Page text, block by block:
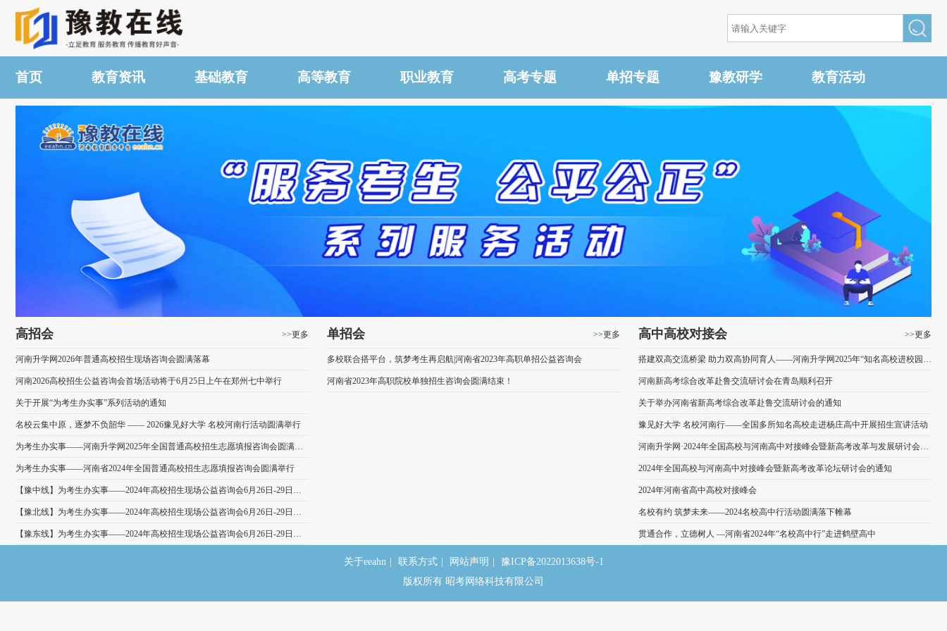
首页 教育资讯 基础教育 高等教育 职业教育 高考专题 单招专题 豫教研学 教育活动
高招会 >>更多
河南升学网2026年普通高校招生现场咨询会圆满落幕
河南2026高校招生公益咨询会首场活动将于6月25日上午在郑州七中举行
关于开展“为考生办实事”系列活动的通知
名校云集中原，逐梦不负韶华 —— 2026豫见好大学 名校河南行活动圆满举行
为考生办实事——河南升学网2025年全国普通高校招生志愿填报咨询会圆满举行
为考生办实事——河南省2024年全国普通高校招生志愿填报咨询会圆满举行
【豫中线】为考生办实事——2024年高校招生现场公益咨询会6月26日-29日成功举办
【豫北线】为考生办实事——2024年高校招生现场公益咨询会6月26日-29日成功举办
【豫东线】为考生办实事——2024年高校招生现场公益咨询会6月26日-29日成功举办
单招会 >>更多
多校联合搭平台，筑梦考生再启航|河南省2023年高职单招公益咨询会
河南省2023年高职院校单独招生咨询会圆满结束！
高中高校对接会 >>更多
搭建双高交流桥梁 助力双高协同育人——河南升学网2025年“知名高校进校园”活动成功举办
河南新高考综合改革赴鲁交流研讨会在青岛顺利召开
关于举办河南省新高考综合改革赴鲁交流研讨会的通知
豫见好大学 名校河南行——全国多所知名高校走进杨庄高中开展招生宣讲活动
河南升学网·2024年全国高校与河南高中对接峰会暨新高考改革与发展研讨会在黄淮学院成功举办
2024年全国高校与河南高中对接峰会暨新高考改革论坛研讨会的通知
2024年河南省高中高校对接峰会
名校有约 筑梦未来——2024名校高中行活动圆满落下帷幕
贯通合作，立德树人 —河南省2024年“名校高中行”走进鹤壁高中
关于eeahn 联系方式 网站声明
豫ICP备2022013638号-1
版权所有 昭考网络科技有限公司